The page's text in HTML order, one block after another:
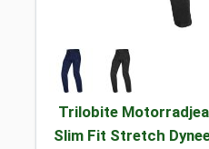
Trilobite
Slim Fit Stretch